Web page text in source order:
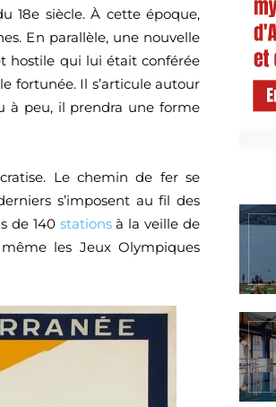
18e siècle. À cette époque,
En parallèle, une nouvelle
hostile qui lui était conférée
fortunée. Il s’articule autour
à peu, il prendra une forme
Le chemin de fer se
s’imposent au fil des
de 140 stationsà la veille de
les Jeux Olympiques